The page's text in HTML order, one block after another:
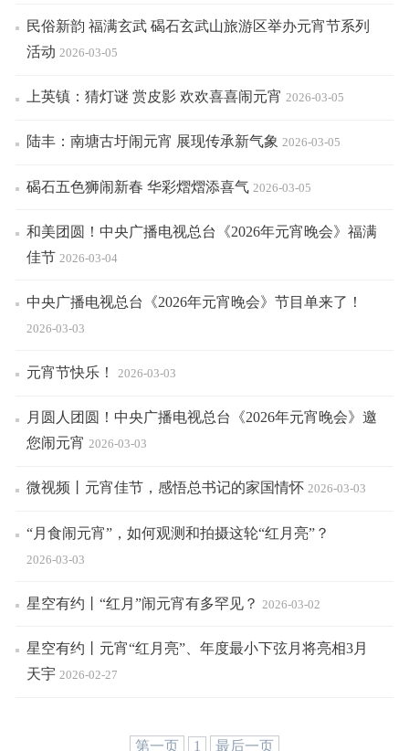
民俗新韵 福满玄武 碣石玄武山旅游区举办元宵节系列
活动 2026-03-05
上英镇：猜灯谜 赏皮影 欢欢喜喜闹元宵 2026-03-05
陆丰：南塘古圩闹元宵 展现传承新气象 2026-03-05
碣石五色狮闹新春 华彩熠熠添喜气 2026-03-05
和美团圆！中央广播电视总台《2026年元宵晚会》福满
佳节 2026-03-04
中央广播电视总台《2026年元宵晚会》节目单来了！
2026-03-03
元宵节快乐！ 2026-03-03
月圆人团圆！中央广播电视总台《2026年元宵晚会》邀
您闹元宵 2026-03-03
微视频丨元宵佳节，感悟总书记的家国情怀 2026-03-03
“月食闹元宵”，如何观测和拍摄这轮“红月亮”？
2026-03-03
星空有约丨“红月”闹元宵有多罕见？ 2026-03-02
星空有约丨元宵“红月亮”、年度最小下弦月将亮相3月
天宇 2026-02-27
第一页 1 最后一页